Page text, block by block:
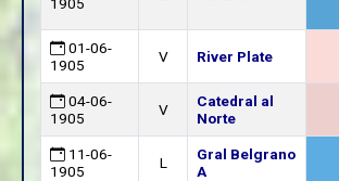
01-06-
1905
V River Plate
04-06-
1905
V
Catedral al
Norte
11-06-
1905
L
Gral Belgrano
A